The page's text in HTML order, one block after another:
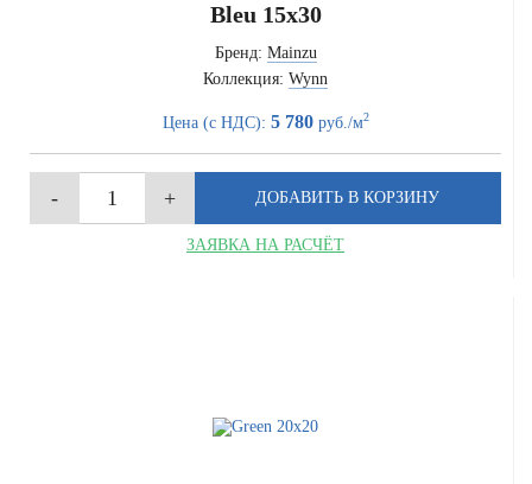
Bleu 15x30
Бренд: Mainzu
Коллекция: Wynn
Цена (с НДС): 5 780руб./м2
ЗАЯВКА НА РАСЧЁТ